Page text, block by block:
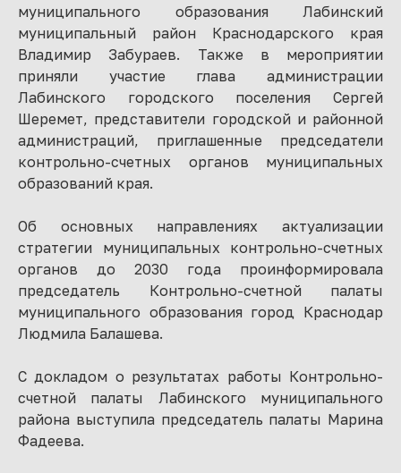
муниципального образования Лабинский
муниципальный район Краснодарского края
Владимир Забураев. Также в мероприятии
приняли участие глава администрации
Лабинского городского поселения Сергей
Шеремет, представители городской и районной
администраций, приглашенные председатели
контрольно-счетных органов муниципальных
образований края.
Об основных направлениях актуализации
стратегии муниципальных контрольно-счетных
органов до 2030 года проинформировала
председатель Контрольно-счетной палаты
муниципального образования город Краснодар
Людмила Балашева.
С докладом о результатах работы Контрольно-
счетной палаты Лабинского муниципального
района выступила председатель палаты Марина
Фадеева.